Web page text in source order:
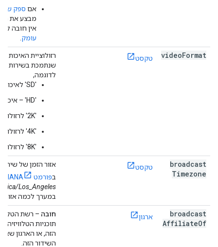
אם ספק
מבצע את
אין חובה
עומק
videoFormat טקסט
רזולוציית האיכות
שנתמכת בשירות
לדוגמה,
'SD' לאיכות רגילה.
'HD' – איכות גבוהה.
'2K' לרזולוציית 2K.
'4K' לרזולוציית 4K.
'8K' לרזולוציית 8K.
broadcast
Timezone
טקסט
אזור הזמן של
בפורמט IANA
Los_Angeles
במערך לכמה אזורי
broadcast
AffiliateOf
ארגון חובה – רשת
תוכניות הטלוויזיה
הזה, או הארגון
השידור הזה.